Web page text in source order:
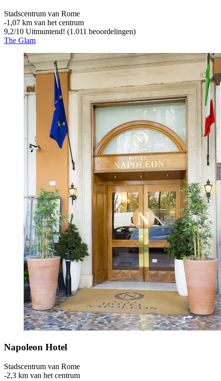
Stadscentrum van Rome
‐1,07 km van het centrum
9,2/10 Uitmuntend! (1.011 beoordelingen)
The Glam
Napoleon Hotel
Stadscentrum van Rome
‐2,3 km van het centrum